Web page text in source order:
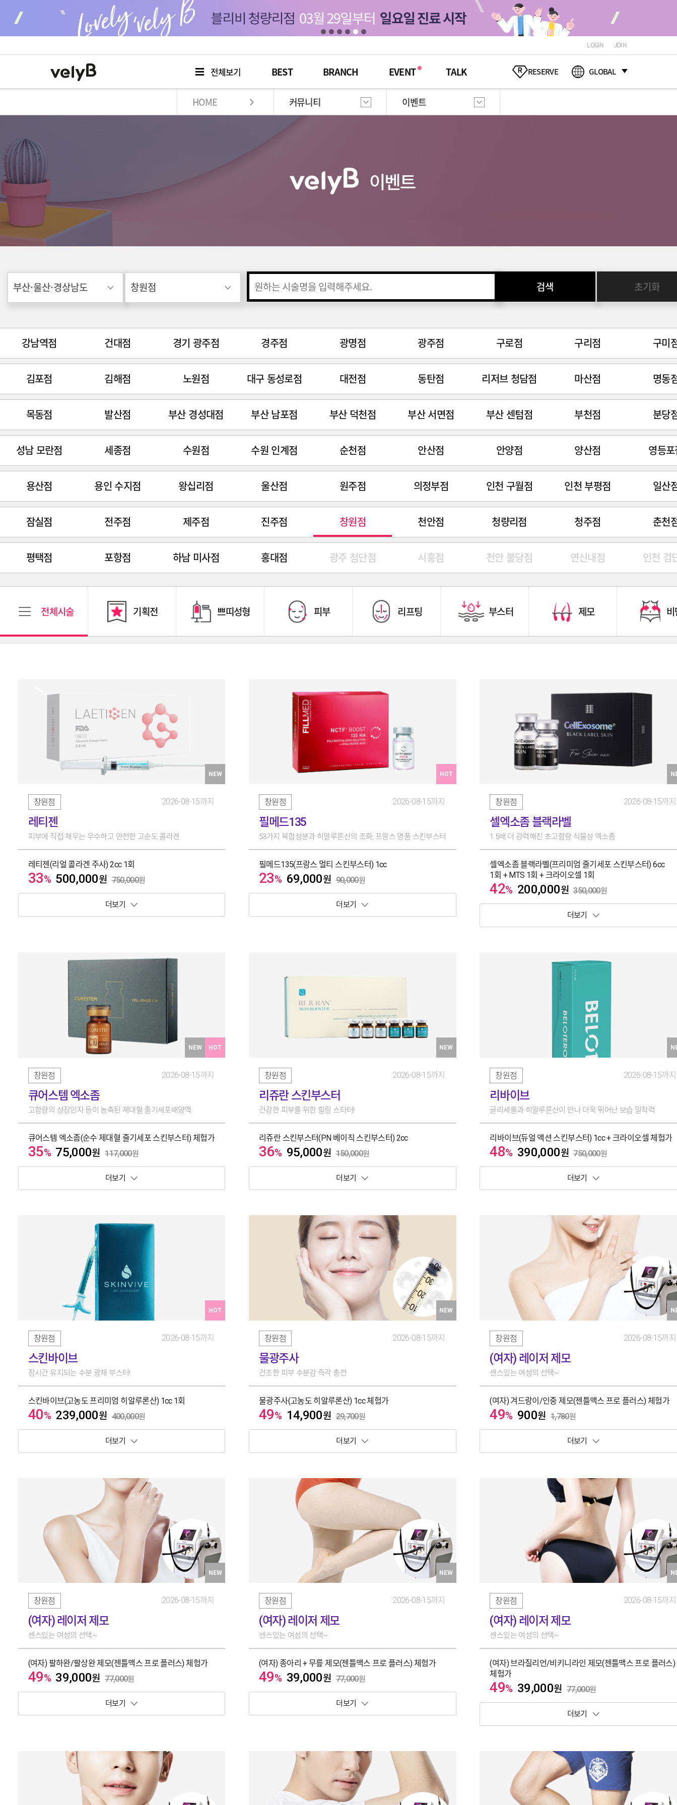
LOGIN JOIN
전체보기 BEST BRANCH EVENT TALK RESERVE GLOBAL
HOME 커뮤니티 이벤트
검색 초기화
강남역점 건대점 경기 광주점 경주점 광명점 광주점 구로점 구리점 구미
김포점 김해점 노원점 대구 동성로점 대전점 동탄점 리저브 청담점 마산점 명동
목동점 발산점 부산 경성대점 부산 남포점 부산 덕천점 부산 서면점 부산 센텀점 부천점 분당
성남 모란점 세종점 수원점 수원 인계점 순천점 안산점 안양점 양산점 영등
용산점 용인 수지점 왕십리점 울산점 원주점 의정부점 인천 구월점 인천 부평점 일산
잠실점 전주점 제주점 진주점 창원점 천안점 청량리점 청주점 춘천
평택점 포항점 하남 미사점 홍대점 광주 첨단점 시흥점 천안 불당점 연신내점 인천 검
전체시술 기획전 쁘띠성형 피부 리프팅 부스터 제모
NEW
창원점 2026-08-15까지
레티젠
피부에 직접 채우는 우수하고 안전한 고순도 콜라겐
레티젠(리얼 콜라겐 주사) 2cc 1회
33% 500,000원 750,000원
보기 토글
HOT
창원점 2026-08-15까지
필메드135
53가지 복합성분과 히알루론산의 조화, 프랑스 명품 스킨부스터
필메드135(프랑스 멀티 스킨부스터) 1cc
23% 69,000원 90,000원
보기 토글
창원점 2026-08-15까지
셀엑소좀 블랙라벨
1.5배 더 강력해진 초고함량 식물성 엑소좀
셀엑소좀 블랙라벨(프리미엄 줄기세포 스킨부스터) 6cc
1회 + MTS 1회 + 크라이오셀 1회
42% 200,000원 350,000원
보기 토글
NEW HOT
창원점 2026-08-15까지
큐어스템 엑소좀
고함량의 성장인자 등이 농축된 제대혈 줄기세포배양액
큐어스템 엑소좀(순수 제대혈 줄기세포 스킨부스터) 체험가
35% 75,000원 117,000원
보기 토글
NEW
창원점 2026-08-15까지
리쥬란 스킨부스터
건강한 피부를 위한 힐링 스타터!
리쥬란 스킨부스터(PN 베이직 스킨부스터) 2cc
36% 95,000원 150,000원
보기 토글
창원점 2026-08-15까지
리바이브
글리세롤과 히알루론산이 만나 더욱 뛰어난 보습 밀착력
리바이브(듀얼 액션 스킨부스터) 1cc + 크라이오셀 체험가
48% 390,000원 750,000원
보기 토글
HOT
창원점 2026-08-15까지
스킨바이브
장시간 유지되는 수분 광채 부스터!
스킨바이브(고농도 프리미엄 히알루론산) 1cc 1회
40% 239,000원 400,000원
보기 토글
NEW
창원점 2026-08-15까지
물광주사
건조한 피부 수분감 즉각 충전
물광주사(고농도 히알루론산) 1cc 체험가
49% 14,900원 29,700원
보기 토글
창원점 2026-08-15까지
(여자) 레이저 제모
센스있는 여성의 선택~
(여자) 겨드랑이/인중 제모(젠틀맥스 프로 플러스) 체험가
49% 900원 1,780원
보기 토글
NEW
창원점 2026-08-15까지
(여자) 레이저 제모
센스있는 여성의 선택~
(여자) 팔하완/팔상완 제모(젠틀맥스 프로 플러스) 체험가
49% 39,000원 77,000원
보기 토글
NEW
창원점 2026-08-15까지
(여자) 레이저 제모
센스있는 여성의 선택~
(여자) 종아리 + 무릎 제모(젠틀맥스 프로 플러스) 체험가
49% 39,000원 77,000원
보기 토글
창원점 2026-08-15까지
(여자) 레이저 제모
센스있는 여성의 선택~
(여자) 브라질리언/비키니라인 제모(젠틀맥스 프로 플러스)
체험가
49% 39,000원 77,000원
보기 토글